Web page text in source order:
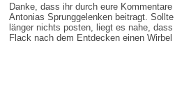
Danke, dass ihr durch eure
Antonias Sprunggelenken beitragt.
länger nichts posten, liegt es nahe,
Flack nach dem Entdecken einen Wirbel